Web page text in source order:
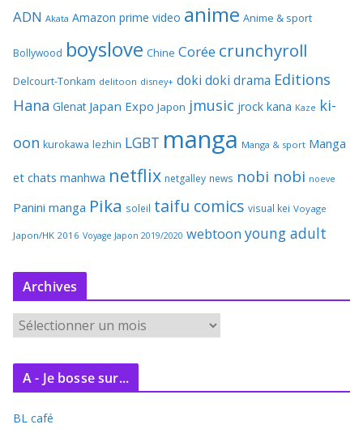
ADN Akata Amazon prime video anime Anime & sport
Bollywood boyslove Chine Corée crunchyroll
Delcourt-Tonkam delitoon disney+ doki doki drama Editions
Hana Glenat Japan Expo Japon jmusic jrock kana Kaze ki-
oon kurokawa lezhin LGBT manga Manga & sport Manga
et chats manhwa netflix netgalley news nobi nobi noeve
Panini manga Pika soleil taifu comics visual kei Voyage
Japon/HK 2016 Voyage Japon 2019/2020 webtoon young adult
Archives
r
c
v
A - Je bosse sur...
BL café